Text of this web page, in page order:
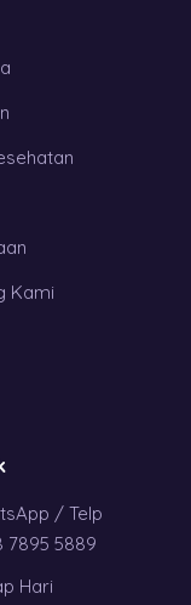
Kami
/ Telp
7895 5889
Hari